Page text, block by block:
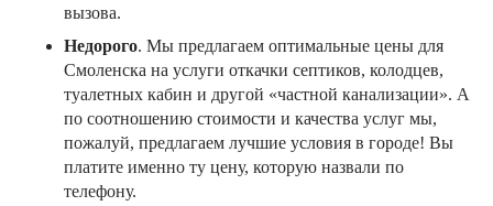
вызова.
Недорого. Мы предлагаем оптимальные цены для
Смоленска на услуги откачки септиков, колодцев,
туалетных кабин и другой «частной канализации». А
по соотношению стоимости и качества услуг мы,
пожалуй, предлагаем лучшие условия в городе! Вы
платите именно ту цену, которую назвали по
телефону.